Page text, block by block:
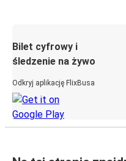
Bilet cyfrowy i
śledzenie na żywo
Odkryj aplikację FlixBusa